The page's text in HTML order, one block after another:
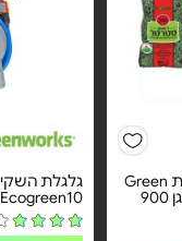
חבילת דישון לגינה מבית Green
- דשאון 50 מ"ר | מולטיגן 900
Ecogreen10 | משלוח חינם